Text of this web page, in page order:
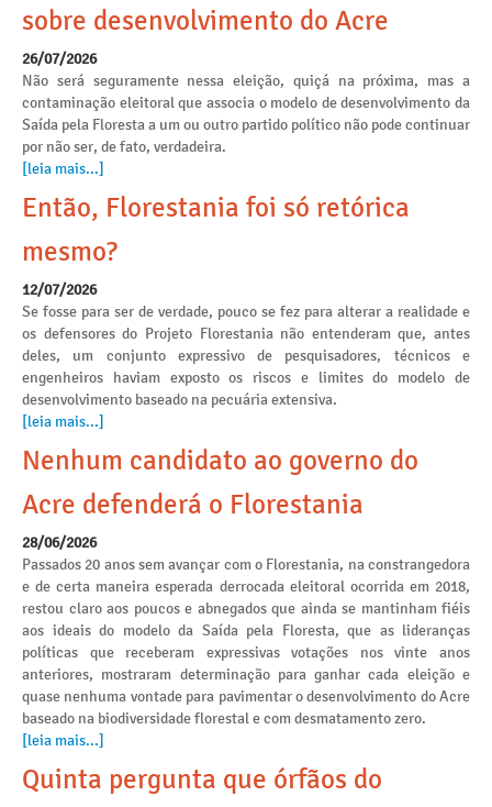
sobre desenvolvimento do Acre
26/07/2026
Não será seguramente nessa eleição, quiçá na próxima, mas a
contaminação eleitoral que associa o modelo de desenvolvimento da
Saída pela Floresta a um ou outro partido político não pode continuar
por não ser, de fato, verdadeira.
[leia mais...]
Então, Florestania foi só retórica
mesmo?
12/07/2026
Se fosse para ser de verdade, pouco se fez para alterar a realidade e
os defensores do Projeto Florestania não entenderam que, antes
deles, um conjunto expressivo de pesquisadores, técnicos e
engenheiros haviam exposto os riscos e limites do modelo de
desenvolvimento baseado na pecuária extensiva.
[leia mais...]
Nenhum candidato ao governo do
Acre defenderá o Florestania
28/06/2026
Passados 20 anos sem avançar com o Florestania, na constrangedora
e de certa maneira esperada derrocada eleitoral ocorrida em 2018,
restou claro aos poucos e abnegados que ainda se mantinham fiéis
aos ideais do modelo da Saída pela Floresta, que as lideranças
políticas que receberam expressivas votações nos vinte anos
anteriores, mostraram determinação para ganhar cada eleição e
quase nenhuma vontade para pavimentar o desenvolvimento do Acre
baseado na biodiversidade florestal e com desmatamento zero.
[leia mais...]
Quinta pergunta que órfãos do